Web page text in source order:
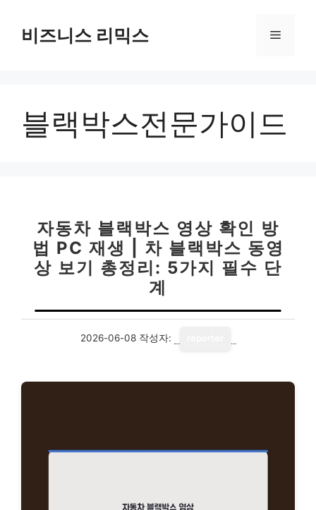
비즈니스 리믹스 메
블랙박스전문가이드
자동차 블랙박스 영상 확인 방
법 PC 재생 | 차 블랙박스 동영
상 보기 총정리: 5가지 필수 단
계
2026-06-08 작성자: